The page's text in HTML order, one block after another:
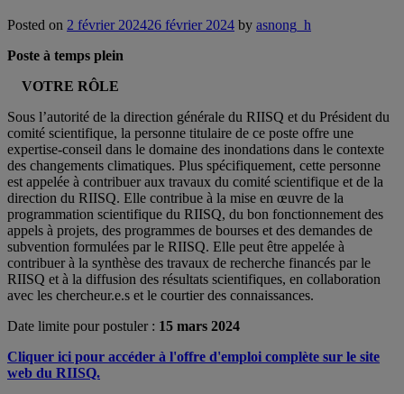
Posted on 2 février 202426 février 2024 by asnong_h
Poste à temps plein
VOTRE RÔLE
Sous l’autorité de la direction générale du RIISQ et du Président du
comité scientifique, la personne titulaire de ce poste offre une
expertise-conseil dans le domaine des inondations dans le contexte
des changements climatiques. Plus spécifiquement, cette personne
est appelée à contribuer aux travaux du comité scientifique et de la
direction du RIISQ. Elle contribue à la mise en œuvre de la
programmation scientifique du RIISQ, du bon fonctionnement des
appels à projets, des programmes de bourses et des demandes de
subvention formulées par le RIISQ. Elle peut être appelée à
contribuer à la synthèse des travaux de recherche financés par le
RIISQ et à la diffusion des résultats scientifiques, en collaboration
avec les chercheur.e.s et le courtier des connaissances.
Date limite pour postuler : 15 mars 2024
Cliquer ici pour accéder à l'offre d'emploi complète sur le site
web du RIISQ.